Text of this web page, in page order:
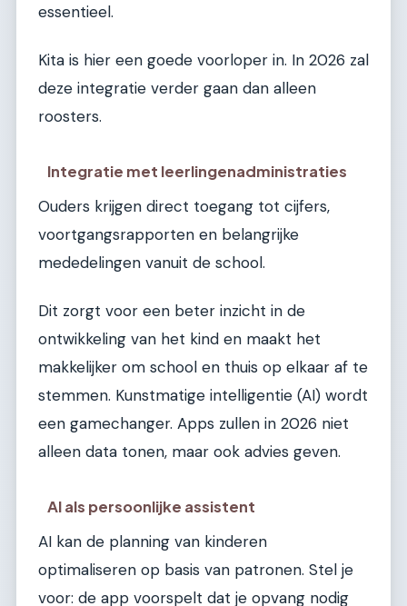
essentieel.
Kita is hier een goede voorloper in. In 2026 zal
deze integratie verder gaan dan alleen
roosters.
Integratie met leerlingenadministraties
Ouders krijgen direct toegang tot cijfers,
voortgangsrapporten en belangrijke
mededelingen vanuit de school.
Dit zorgt voor een beter inzicht in de
ontwikkeling van het kind en maakt het
makkelijker om school en thuis op elkaar af te
stemmen. Kunstmatige intelligentie (AI) wordt
een gamechanger. Apps zullen in 2026 niet
alleen data tonen, maar ook advies geven.
AI als persoonlijke assistent
AI kan de planning van kinderen
optimaliseren op basis van patronen. Stel je
voor: de app voorspelt dat je opvang nodig